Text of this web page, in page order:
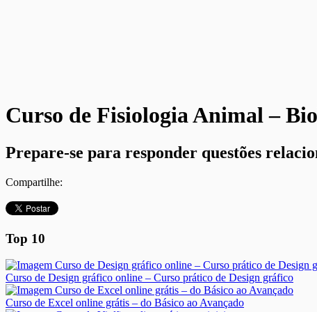
Curso de Fisiologia Animal –
Prepare-se para responder questões
Compartilhe:
Top 10
Curso de Design gráfico online – Curso prático de Design gráfico
Curso de Excel online grátis – do Básico ao Avançado